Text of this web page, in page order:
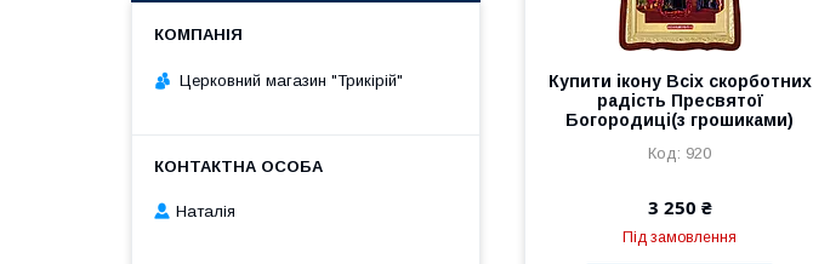
Купити ікону Всіх скорботних
радість Пресвятої
Богородиці(з грошиками)
920
3 250 ₴
Під замовлення
Церковний магазин "Трикірій"
Наталія